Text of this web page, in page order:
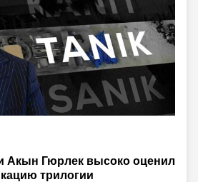
Акын Гюрлек высоко оценил
трилогии